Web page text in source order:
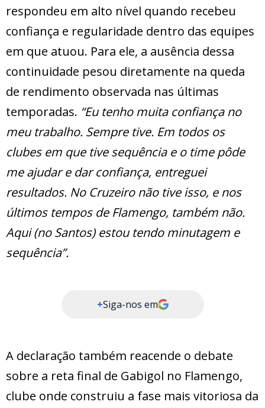
respondeu em alto nível quando recebeu
confiança e regularidade dentro das equipes
em que atuou. Para ele, a ausência dessa
continuidade pesou diretamente na queda
de rendimento observada nas últimas
temporadas. “Eu tenho muita confiança no
meu trabalho. Sempre tive. Em todos os
clubes em que tive sequência e o time pôde
me ajudar e dar confiança, entreguei
resultados. No Cruzeiro não tive isso, e nos
últimos tempos de Flamengo, também não.
Aqui (no Santos) estou tendo minutagem e
sequência”.
+Siga-nos em
A declaração também reacende o debate
sobre a reta final de Gabigol no Flamengo,
clube onde construiu a fase mais vitoriosa da